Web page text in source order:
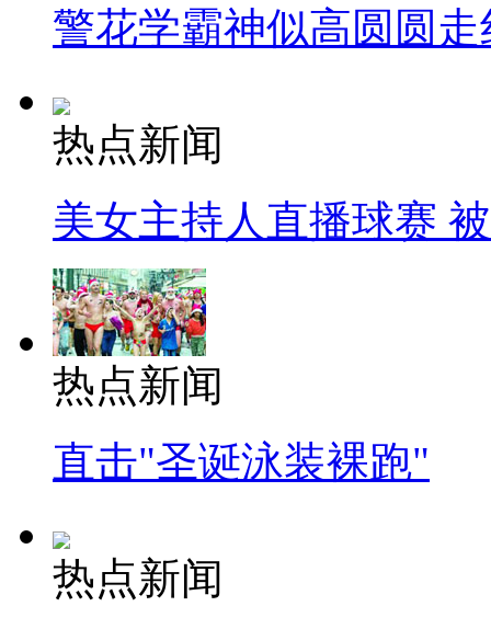
警花学霸神似高圆圆走
热点新闻
美女主持人直播球赛
热点新闻
直击"圣诞泳装裸跑"
热点新闻